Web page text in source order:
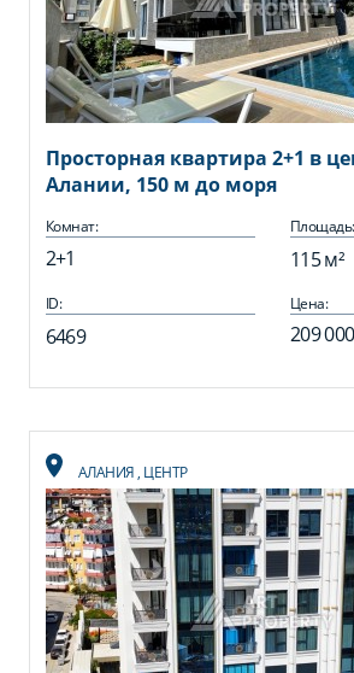
Просторная квартира 2+1 в
Алании, 150 м до моря
Комнат:
2+1
Площадь:
115 м²
ID:
6469
Цена:
209 000
АЛАНИЯ, ЦЕНТР